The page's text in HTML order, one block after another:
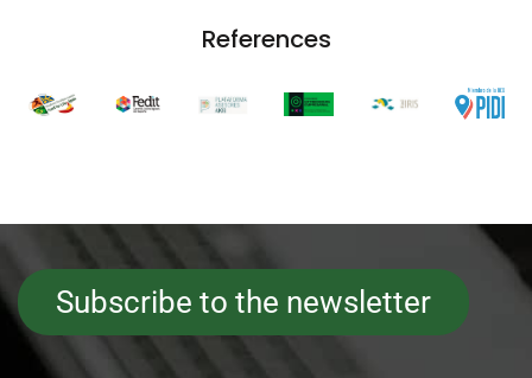
References
Subscribe to the newsletter